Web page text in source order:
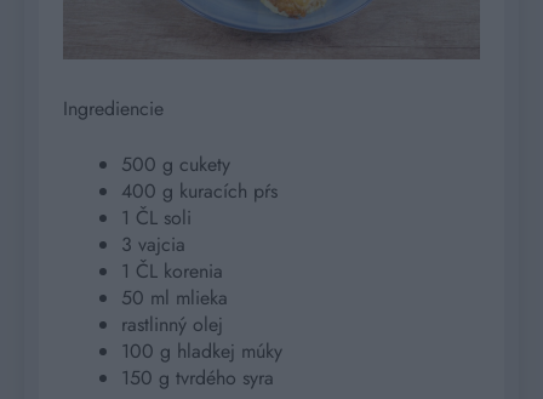
Ingrediencie
500 g cukety
400 g kuracích pŕs
1 ČL soli
3 vajcia
1 ČL korenia
50 ml mlieka
rastlinný olej
100 g hladkej múky
150 g tvrdého syra